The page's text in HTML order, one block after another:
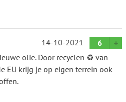
14-10-2021
6
olie. Door recyclen ♻️ van
EU krijg je op eigen terrein ook